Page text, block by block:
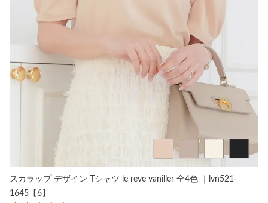
スカラップ デザイン Tシャツ le reve vaniller 全4色 ｜lvn521-
1645【6】